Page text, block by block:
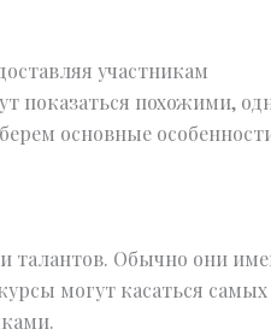
участникам
показаться похожими,
основные
талантов. Обычно они
могут касаться самых